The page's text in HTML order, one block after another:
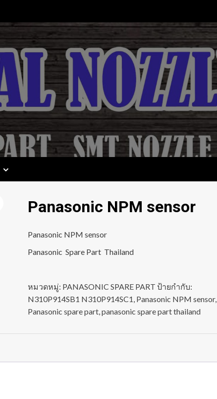
Panasonic NPM sensor
Panasonic NPM sensor
Panasonic Spare Part Thailand
หมวดหมู่: PANASONIC SPARE PART ป้ายกำกับ:
N310P914SB1 N310P914SC1, Panasonic NPM sensor,
Panasonic spare part,panasonic spare part thailand